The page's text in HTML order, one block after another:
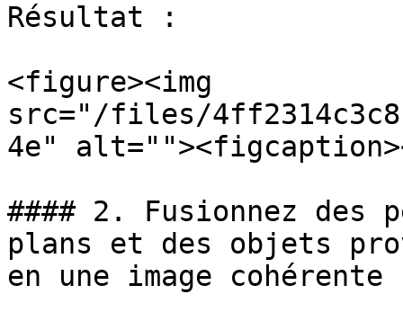
Résultat :
<figure><img
src="/files/
4e"
#### 2. Fusionnez des
plans et des objets
en une image cohérente